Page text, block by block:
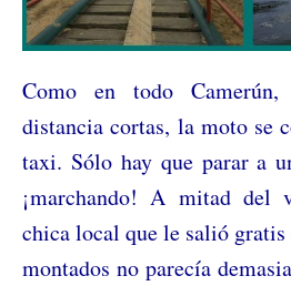
Como en todo
distancia cortas, la moto se
taxi. Sólo hay que parar a
¡marchando! A mitad del
chica local que le salió
montados no parecía